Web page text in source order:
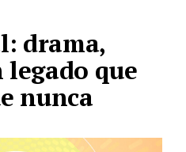
drama,
que
nunca